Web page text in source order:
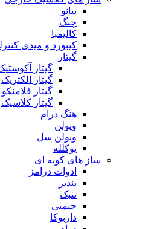
پیانو
چنگ
کالیمبا
کیبورد و میدی
گیتار
گیتار
گیتار الکتریک
گیتار فلامنکو
گیتار کلاسیک
هنگ درام
ویولن
ویولن سل
یوکلله
ساز های کوبه ای
ادوات درامز
بندیر
تنبک
جیمبی
داربوکا